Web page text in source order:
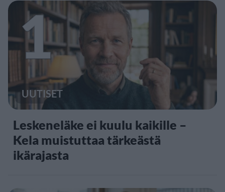
1
UUTISET
Leskeneläke ei kuulu kaikille –
Kela muistuttaa tärkeästä
ikärajasta